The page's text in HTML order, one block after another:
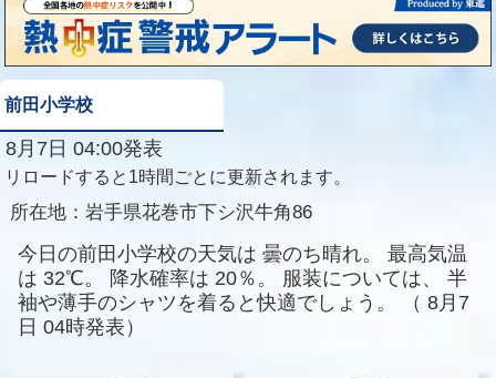
前田小学校
8月7日 04:00発表
リロードすると1時間ごとに更新されます。
所在地： 岩手県花巻市下シ沢牛角86
今日の前田小学校の天気は 曇のち晴れ。
最高気温
は 32℃。 降水確率は 20％。 服装については、
半
袖や薄手のシャツを着ると快適でしょう。
（ 8月7
日 04時発表）